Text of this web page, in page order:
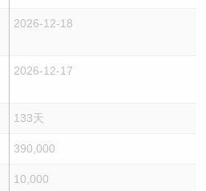
2026-12-18
2026-12-17
133天
390,000
10,000